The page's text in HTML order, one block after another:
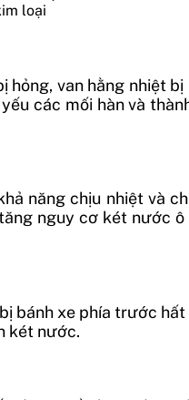
loại
van hằng nhiệt
các mối hàn và
năng chịu nhiệt và
nguy cơ két nước
bánh xe phía trước
két nước.